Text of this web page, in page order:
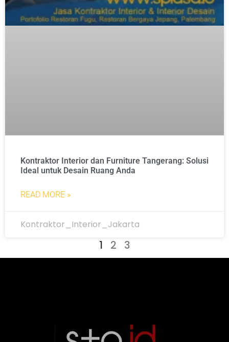
Kontraktor Interior dan Furniture Tangerang: Solusi
Ideal untuk Desain Ruang Anda
READ MORE »
Kontraktor_Interior_Jakarta
1 2 3